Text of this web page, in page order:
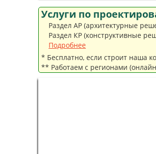
Услуги по
Раздел АР (архитектурные
Раздел КР (конструктивные
Подробнее
* Бесплатно, если строит наша
** Работаем с регионами